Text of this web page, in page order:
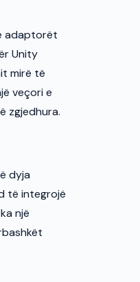
adaptorët
Unity
mirë të
veçori e
zgjedhura.
dyja
të integrojë
një